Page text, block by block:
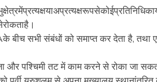
सभी संबंधों को समाप्त कर देता है, तथा
पश्चिमी तट में काम करने से रोका जा